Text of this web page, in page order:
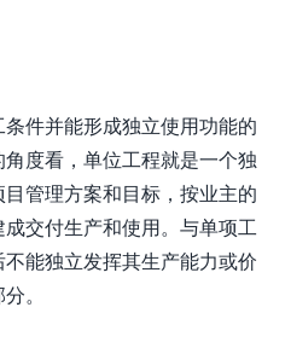
件并能形成独立使用功能的
度看，单位工程就是一个独
管理方案和目标，按业主的
交付生产和使用。与单项工
能独立发挥其生产能力或价
。